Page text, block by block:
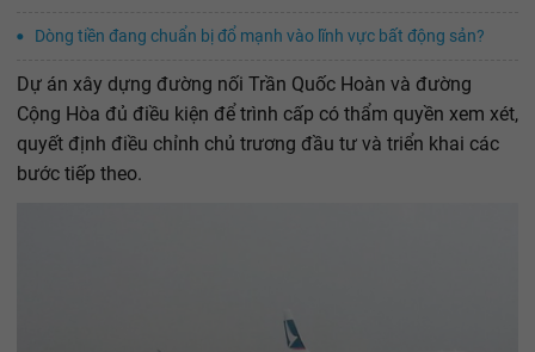
Dòng tiền đang chuẩn bị đổ mạnh vào lĩnh vực bất động sản?
Dự án xây dựng đường nối Trần Quốc Hoàn và đường
Cộng Hòa đủ điều kiện để trình cấp có thẩm quyền xem xét,
quyết định điều chỉnh chủ trương đầu tư và triển khai các
bước tiếp theo.